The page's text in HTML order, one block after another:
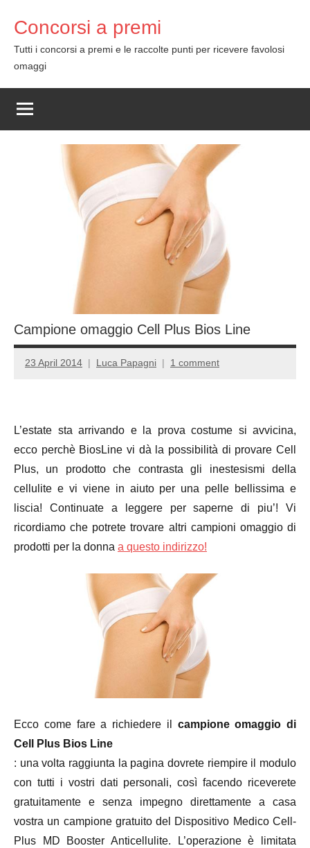
content
Concorsi a premi
Tutti i concorsi a premi e le raccolte punti per ricevere favolosi
omaggi
Campione omaggio Cell Plus Bios Line
23 April 2014 Luca Papagni 1 comment
L’estate sta arrivando e la prova costume si avvicina,
ecco perchè BiosLine vi dà la possibilità di provare Cell
Plus, un prodotto che contrasta gli inestesismi della
cellulite e vi viene in aiuto per una pelle bellissima e
liscia! Continuate a leggere per saperne di piu’! Vi
ricordiamo che potrete trovare altri campioni omaggio di
prodotti per la donna a questo indirizzo!
Ecco come fare a richiedere il campione omaggio di
Cell Plus Bios Line
: una volta raggiunta la pagina dovrete riempire il modulo
con tutti i vostri dati personali, così facendo riceverete
gratuitamente e senza impegno direttamente a casa
vostra un campione gratuito del Dispositivo Medico Cell-
Plus MD Booster Anticellulite. L’operazione è limitata